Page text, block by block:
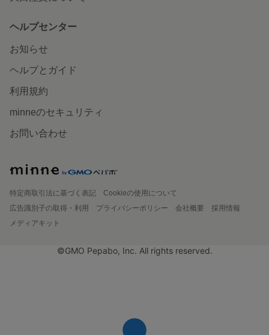
ヘルプセンター
お知らせ
ヘルプとガイド
利用規約
minneのセキュリティ
お問い合わせ
特定商取引法に基づく表記
Cookieの使用について
広告識別子の取得・利用
プライバシーポリシー 会社概要
採用情報
メディアキット
©GMO Pepabo, Inc. All rights reserved.